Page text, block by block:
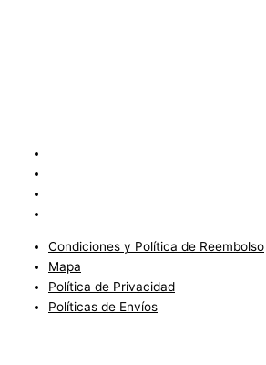
Condiciones y Política de Reembolso
Mapa
Política de Privacidad
Políticas de Envíos